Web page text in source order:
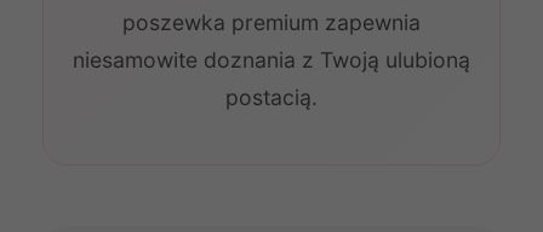
poszewka premium zapewnia
niesamowite doznania z Twoją ulubioną
postacią.